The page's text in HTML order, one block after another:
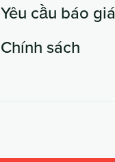
Yêu cầu báo giá
Chính sách